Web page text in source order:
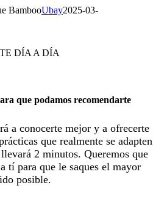
BambooUbay2025-03-
DÍA A DÍA
que podamos recomendarte
a conocerte mejor y a ofrecerte
que realmente se adapten
2 minutos. Queremos que
tí para que le saques el mayor
posible.